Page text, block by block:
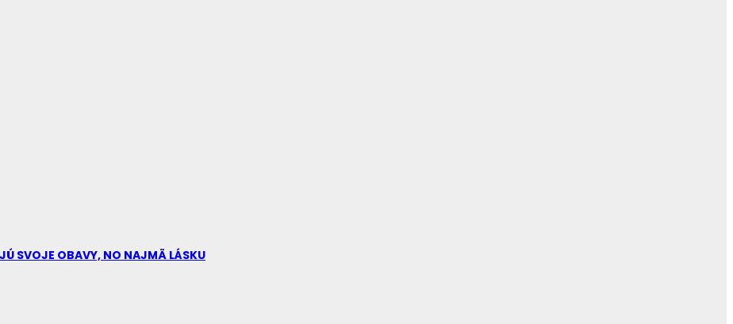
SVOJE OBAVY, NO NAJMÄ LÁSKU